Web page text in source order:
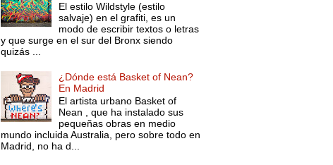
El estilo Wildstyle (estilo
salvaje) en el grafiti, es un
modo de escribir textos o letras
y que surge en el sur del Bronx siendo
quizás ...
¿Dónde está Basket of Nean?
En Madrid
El artista urbano Basket of
Nean , que ha instalado sus
pequeñas obras en medio
mundo incluida Australia, pero sobre todo en
Madrid, no ha d...